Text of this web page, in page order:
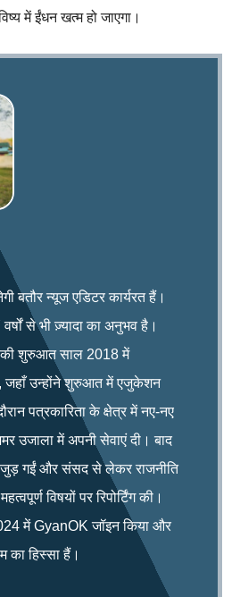
में ईंधन खत्म हो जाएगा।
बतौर न्यूज एडिटर कार्यरत हैं।
से भी ज़्यादा का अनुभव है।
की शुरुआत साल 2018 में
जहाँ उन्होंने शुरुआत में एजुकेशन
पत्रकारिता के क्षेत्र में नए-नए
उजाला में अपनी सेवाएं दी। बाद
गईं और संसद से लेकर राजनीति
विषयों पर रिपोर्टिंग की।
में GyanOK जॉइन किया और
का हिस्सा हैं।